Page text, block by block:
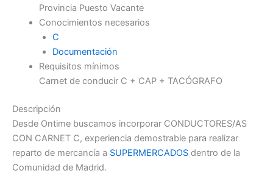
Provincia Puesto Vacante
Conocimientos necesarios
C
Documentación
Requisitos mínimos
Carnet de conducir C + CAP + TACÓGRAFO
Descripción
Desde Ontime buscamos incorporar CONDUCTORES/AS
CON CARNET C, experiencia demostrable para realizar
reparto de mercancía a SUPERMERCADOS dentro de la
Comunidad de Madrid.